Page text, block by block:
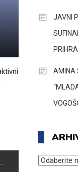
JAVNI
AMINA
ARHIVA